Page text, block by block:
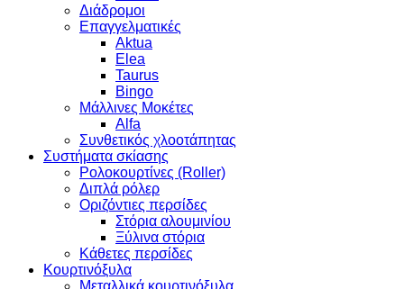
Διάδρομοι
Επαγγελματικές
Aktua
Elea
Taurus
Bingo
Μάλλινες Μοκέτες
Alfa
Συνθετικός χλοοτάπητας
Συστήματα σκίασης
Ρολοκουρτίνες (Roller)
Διπλά ρόλερ
Οριζόντιες περσίδες
Στόρια αλουμινίου
Ξύλινα στόρια
Κάθετες περσίδες
Κουρτινόξυλα
Μεταλλικά κουρτινόξυλα